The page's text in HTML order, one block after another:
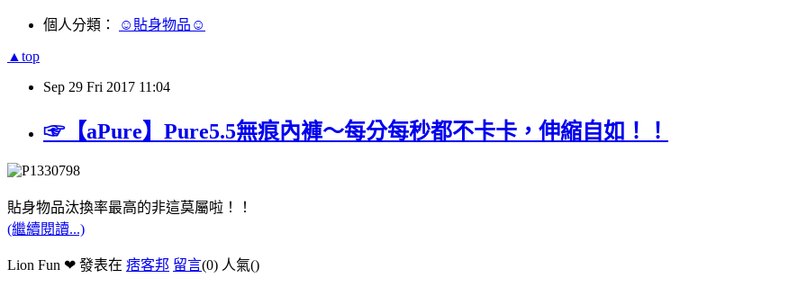
個人分類： ☺貼身物品☺
▲top
Sep 29 Fri 2017 11:04
☞【aPure】Pure5.5無痕內褲～每分每秒都不卡卡，伸縮自如！！
貼身物品汰換率最高的非這莫屬啦！！
(繼續閱讀...)
Lion Fun ❤ 發表在 痞客邦 留言(0) 人氣()